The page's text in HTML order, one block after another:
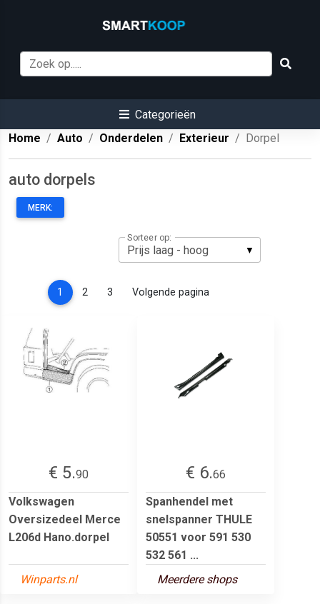
Categorieën
Home
Auto Onderdelen Exterieur Dorpel
auto dorpels
MERK:
Sorteer op:
1 (current)
2 3 Volgende pagina
€ 5.90
Volkswagen
Oversizedeel Merce
L206d Hano.dorpel
Winparts.nl
€ 6.66
Spanhendel met
snelspanner THULE
50551 voor 591 530
532 561 ...
Meerdere shops